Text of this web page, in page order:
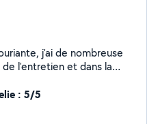
j'ai de nombreuse
l'entretien et dans la
: 5/5